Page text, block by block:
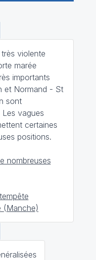
violente
marée
importants
et Normand - St
sont
vagues
certaines
positions.
nombreuses
(Manche)